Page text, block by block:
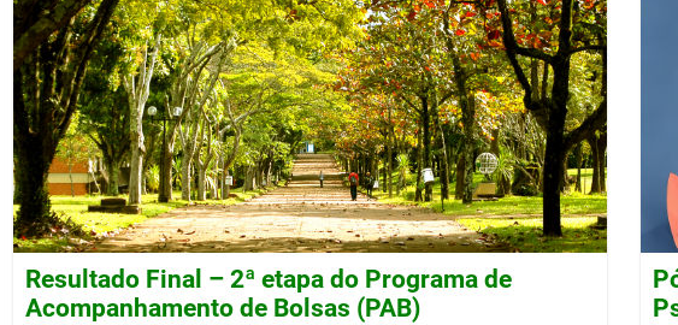
Resultado Final – 2ª etapa do Programa de
Acompanhamento de Bolsas (PAB)